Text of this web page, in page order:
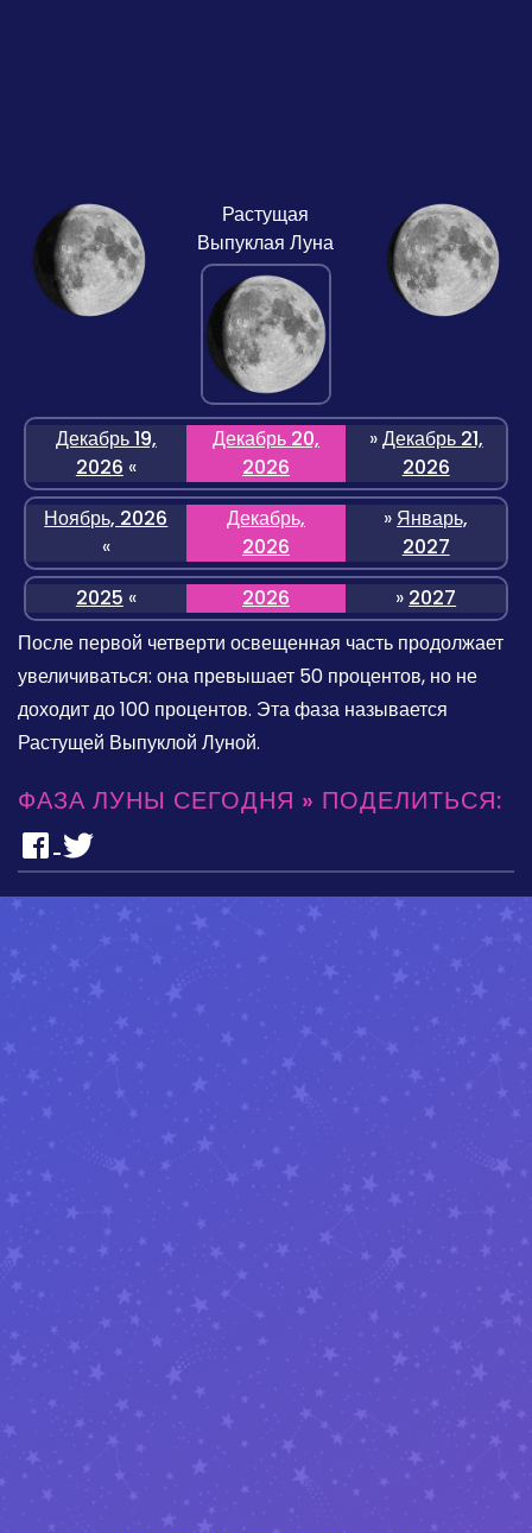
Растущая
Выпуклая Луна
Декабрь 19,
2026 «
Декабрь 20,
2026
»Декабрь 21,
2026
Ноябрь, 2026
«
Декабрь,
2026
» Январь,
2027
2025 « 2026 » 2027
После первой четверти освещенная часть продолжает
увеличиваться: она превышает 50 процентов, но не
доходит до 100 процентов. Эта фаза называется
Растущей Выпуклой Луной.
ФАЗА ЛУНЫ СЕГОДНЯ » ПОДЕЛИТЬСЯ: